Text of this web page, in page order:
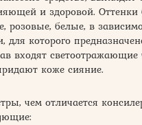
и здоровой.
розовые, белые, в
для которого
входят
коже сияние.
чем отличается